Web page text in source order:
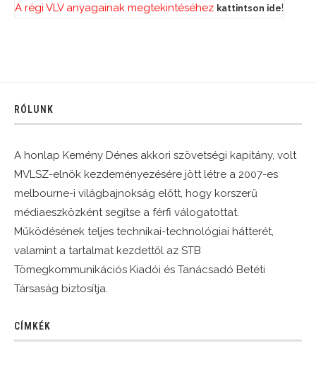
A régi VLV anyagainak megtekintéséhez kattintson ide!
RÓLUNK
A honlap Kemény Dénes akkori szövetségi kapitány, volt
MVLSZ-elnök kezdeményezésére jött létre a 2007-es
melbourne-i világbajnokság előtt, hogy korszerű
médiaeszközként segítse a férfi válogatottat.
Működésének teljes technikai-technológiai hátterét,
valamint a tartalmat kezdettől az STB
Tömegkommunikációs Kiadói és Tanácsadó Betéti
Társaság biztosítja.
CÍMKÉK